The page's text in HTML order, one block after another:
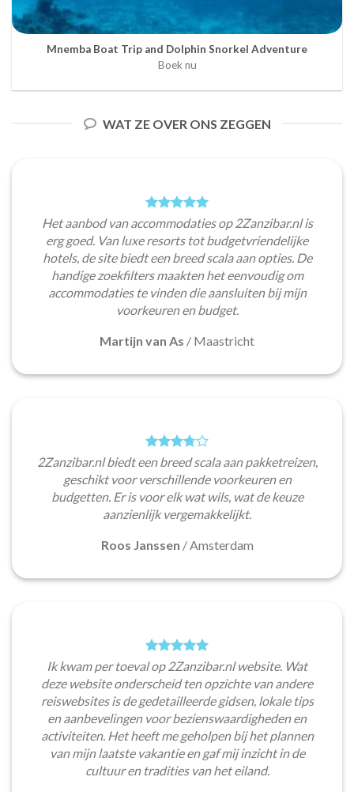
Mnemba Boat Trip and Dolphin Snorkel Adventure
Boek nu
WAT ZE OVER ONS ZEGGEN
Het aanbod van accommodaties op 2Zanzibar.nl is
erg goed. Van luxe resorts tot budgetvriendelijke
hotels, de site biedt een breed scala aan opties. De
handige zoekfilters maakten het eenvoudig om
accommodaties te vinden die aansluiten bij mijn
voorkeuren en budget.
Martijn van As / Maastricht
2Zanzibar.nl biedt een breed scala aan pakketreizen,
geschikt voor verschillende voorkeuren en
budgetten. Er is voor elk wat wils, wat de keuze
aanzienlijk vergemakkelijkt.
Roos Janssen / Amsterdam
Ik kwam per toeval op 2Zanzibar.nl website. Wat
deze website onderscheid ten opzichte van andere
reiswebsites is de gedetailleerde gidsen, lokale tips
en aanbevelingen voor bezienswaardigheden en
activiteiten. Het heeft me geholpen bij het plannen
van mijn laatste vakantie en gaf mij inzicht in de
cultuur en tradities van het eiland.